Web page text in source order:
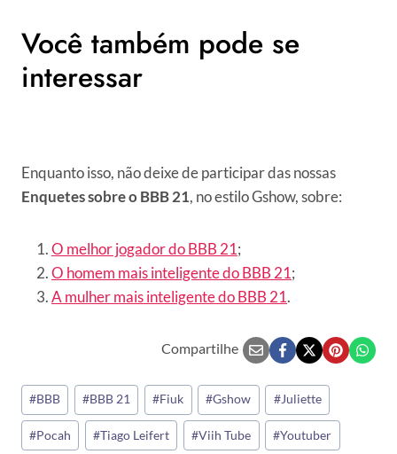
Você também pode se
interessar
Enquanto isso, não deixe de participar das nossas
Enquetes sobre o BBB 21, no estilo Gshow, sobre:
O melhor jogador do BBB 21;
O homem mais inteligente do BBB 21;
A mulher mais inteligente do BBB 21.
Compartilhe
Tags
do
Post:
#BBB #BBB 21 #Fiuk #Gshow #Juliette
#Pocah #Tiago Leifert #Viih Tube #Youtuber